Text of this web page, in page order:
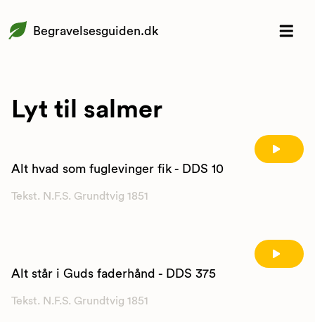
Begravelsesguiden.dk
Lyt til salmer
Alt hvad som fuglevinger fik - DDS 10
Tekst. N.F.S. Grundtvig 1851
Alt står i Guds faderhånd - DDS 375
Tekst. N.F.S. Grundtvig 1851